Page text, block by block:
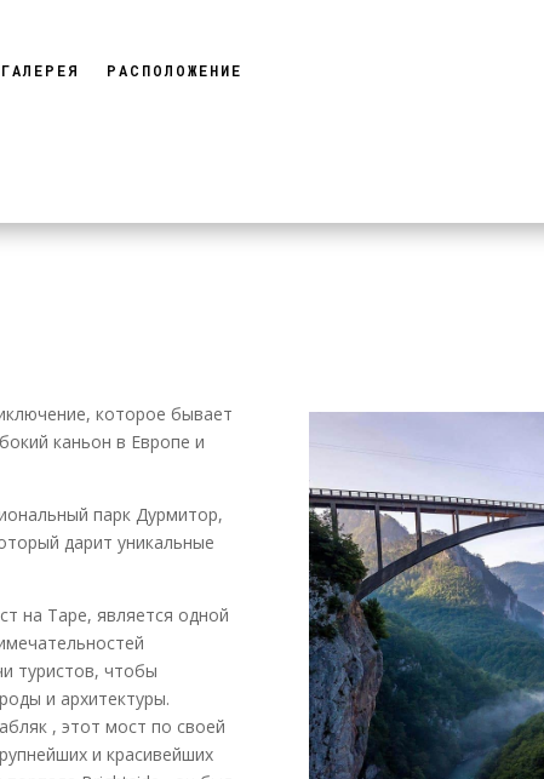
ГАЛЕРЕЯ РАСПОЛОЖЕНИЕ
которое бывает
каньон в Европе и
парк Дурмитор,
дарит уникальные
на Таре, является одной
туристов, чтобы
и архитектуры.
, этот мост по своей
и красивейших